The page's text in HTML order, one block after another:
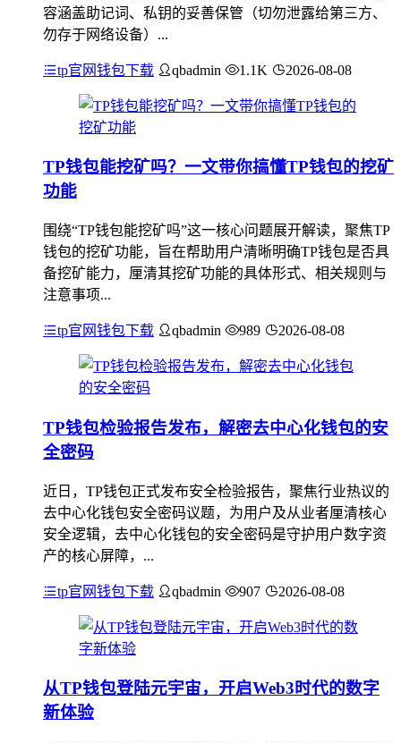
容涵盖助记词、私钥的妥善保管（切勿泄露给第三方、
勿存于网络设备）...
tp官网钱包下载 qbadmin 1.1K 2026-08-08
TP钱包能挖矿吗？一文带你搞懂TP钱包的挖矿
功能
围绕“TP钱包能挖矿吗”这一核心问题展开解读，聚焦TP
钱包的挖矿功能，旨在帮助用户清晰明确TP钱包是否具
备挖矿能力，厘清其挖矿功能的具体形式、相关规则与
注意事项...
tp官网钱包下载 qbadmin 989 2026-08-08
TP钱包检验报告发布，解密去中心化钱包的安
全密码
近日，TP钱包正式发布安全检验报告，聚焦行业热议的
去中心化钱包安全密码议题，为用户及从业者厘清核心
安全逻辑，去中心化钱包的安全密码是守护用户数字资
产的核心屏障，...
tp官网钱包下载 qbadmin 907 2026-08-08
从TP钱包登陆元宇宙，开启Web3时代的数字
新体验